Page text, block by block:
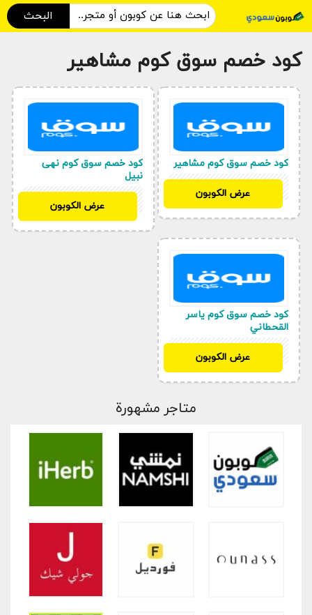
البحث
كود خصم سوق كوم مشاهير
كود خصم سوق كوم مشاهير
BTSSA10
عرض الكوبون
كود خصم سوق كوم نهى
نبيل
BTSSA10
عرض الكوبون
كود خصم سوق كوم ياسر
القحطاني
BTSSA10
عرض الكوبون
متاجر مشهورة